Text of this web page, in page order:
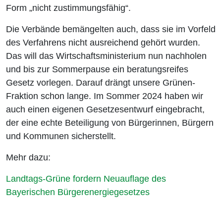
Form „nicht zustimmungsfähig“.
Die Verbände bemängelten auch, dass sie im Vorfeld
des Verfahrens nicht ausreichend gehört wurden.
Das will das Wirtschaftsministerium nun nachholen
und bis zur Sommerpause ein beratungsreifes
Gesetz vorlegen. Darauf drängt unsere Grünen-
Fraktion schon lange. Im Sommer 2024 haben wir
auch einen eigenen Gesetzesentwurf eingebracht,
der eine echte Beteiligung von Bürgerinnen, Bürgern
und Kommunen sicherstellt.
Mehr dazu:
Landtags-Grüne fordern Neuauflage des
Bayerischen Bürgerenergiegesetzes